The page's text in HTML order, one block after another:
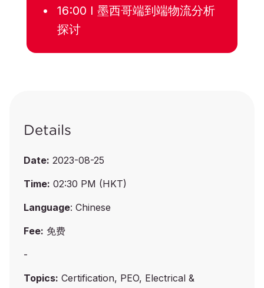
16:00 I 墨西哥端到端物流分析
探讨
Details
Date: 2023-08-25
Time: 02:30 PM (HKT)
Language: Chinese
Fee: 免费
-
Topics: Certification, PEO, Electrical &